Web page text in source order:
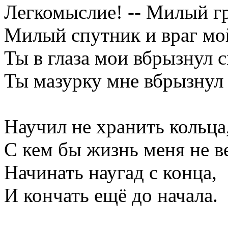
Легкомыслие! -- Милый
Милый спутник и враг
Ты в глаза мои вбрызнул
Ты мазурку мне
Научил не хранить
С кем бы жизнь меня не
Начинать наугад с конца,
И кончать ещё до начала.